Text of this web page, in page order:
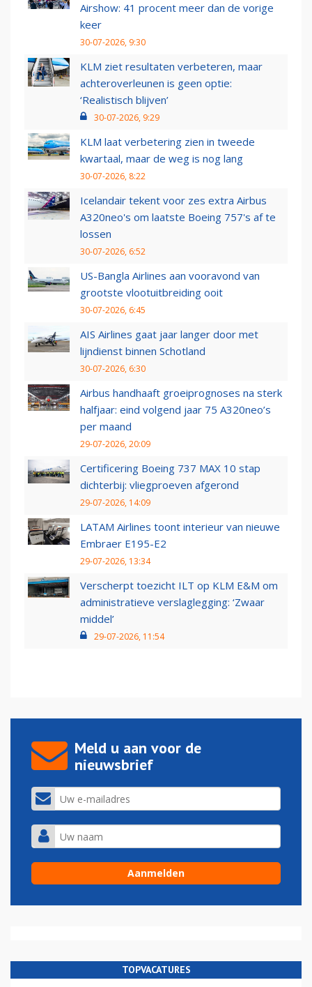
Airshow: 41 procent meer dan de vorige
keer
30-07-2026, 9:30
KLM ziet resultaten verbeteren, maar
achteroverleunen is geen optie:
‘Realistisch blijven’
30-07-2026, 9:29
KLM laat verbetering zien in tweede
kwartaal, maar de weg is nog lang
30-07-2026, 8:22
Icelandair tekent voor zes extra Airbus
A320neo's om laatste Boeing 757's af te
lossen
30-07-2026, 6:52
US-Bangla Airlines aan vooravond van
grootste vlootuitbreiding ooit
30-07-2026, 6:45
AIS Airlines gaat jaar langer door met
lijndienst binnen Schotland
30-07-2026, 6:30
Airbus handhaaft groeiprognoses na sterk
halfjaar: eind volgend jaar 75 A320neo’s
per maand
29-07-2026, 20:09
Certificering Boeing 737 MAX 10 stap
dichterbij: vliegproeven afgerond
29-07-2026, 14:09
LATAM Airlines toont interieur van nieuwe
Embraer E195-E2
29-07-2026, 13:34
Verscherpt toezicht ILT op KLM E&M om
administratieve verslaglegging: ‘Zwaar
middel’
29-07-2026, 11:54
Meld u aan voor de
nieuwsbrief
TOPVACATURES